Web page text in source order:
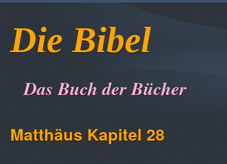
Die Bibel
Das Buch der Bücher
Matthäus Kapitel 28